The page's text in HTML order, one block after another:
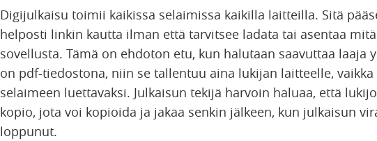
Digijulkaisu toimii kaikissa selaimissa kaikilla laitteilla. Sitä
helposti linkin kautta ilman että tarvitsee ladata tai asentaa
sovellusta. Tämä on ehdoton etu, kun halutaan saavuttaa laaja
on pdf-tiedostona, niin se tallentuu aina lukijan laitteelle, vaikka
selaimeen luettavaksi. Julkaisun tekijä harvoin haluaa, että
kopio, jota voi kopioida ja jakaa senkin jälkeen, kun julkaisun
loppunut.